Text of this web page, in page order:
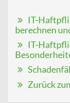
IT-
berechnen
IT-
Zurück